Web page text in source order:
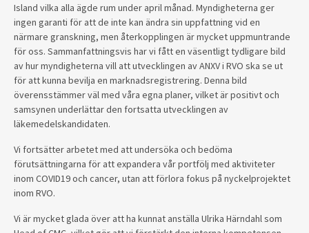
Island vilka alla ägde rum under april månad. Myndigheterna ger
ingen garanti för att de inte kan ändra sin uppfattning vid en
närmare granskning, men återkopplingen är mycket uppmuntrande
för oss. Sammanfattningsvis har vi fått en väsentligt tydligare bild
av hur myndigheterna vill att utvecklingen av ANXV i RVO ska se ut
för att kunna bevilja en marknadsregistrering. Denna bild
överensstämmer väl med våra egna planer, vilket är positivt och
samsynen underlättar den fortsatta utvecklingen av
läkemedelskandidaten.
Vi fortsätter arbetet med att undersöka och bedöma
förutsättningarna för att expandera vår portfölj med aktiviteter
inom COVID19 och cancer, utan att förlora fokus på nyckelprojektet
inom RVO.
Vi är mycket glada över att ha kunnat anställa Ulrika Härndahl som